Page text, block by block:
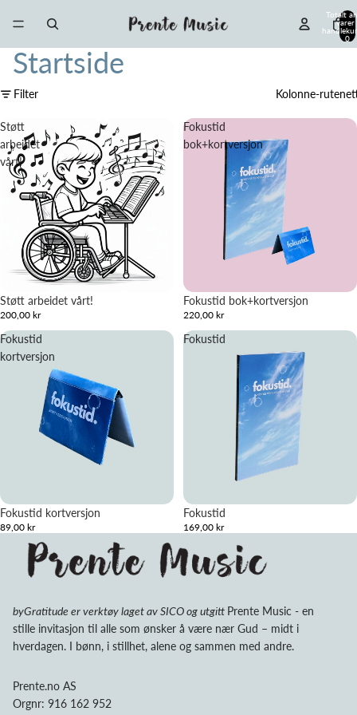
Totalt
varer
0
Startside
Filter Kolonne-
Støtt
arbeidet
vårt!
Støtt arbeidet vårt!
200,00 kr
Fokustid
bok+kortversjon
Fokustid bok+kortversjon
220,00 kr
Fokustid
kortversjon
Fokustid kortversjon
89,00 kr
Fokustid
Fokustid
169,00 kr
byGratitude er verktøy laget av SICO og utgitt Prente Music - en
stille invitasjon til alle som ønsker å være nær Gud – midt i
hverdagen. I bønn, i stillhet, alene og sammen med andre.
Prente.no AS
Orgnr: 916 162 952